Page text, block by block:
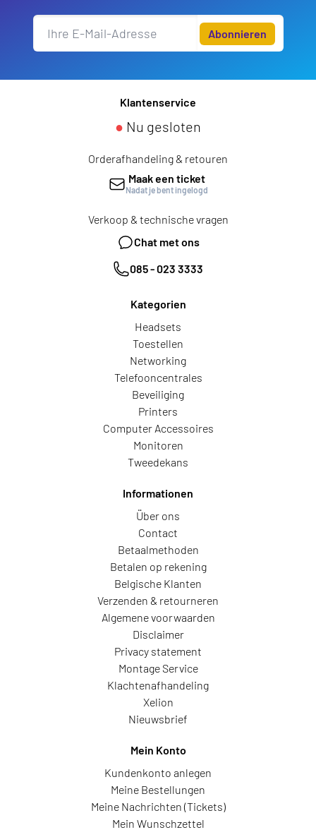
Abonnieren
Klantenservice
● Nu gesloten
Orderafhandeling & retouren
Maak een ticket
Nadat je bent ingelogd
Verkoop & technische vragen
Chat met ons
085 - 023 3333
Kategorien
Headsets
Toestellen
Networking
Telefooncentrales
Beveiliging
Printers
Computer Accessoires
Monitoren
Tweedekans
Informationen
Über ons
Contact
Betaalmethoden
Betalen op rekening
Belgische Klanten
Verzenden & retourneren
Algemene voorwaarden
Disclaimer
Privacy statement
Montage Service
Klachtenafhandeling
Xelion
Nieuwsbrief
Mein Konto
Kundenkonto anlegen
Meine Bestellungen
Meine Nachrichten (Tickets)
Mein Wunschzettel